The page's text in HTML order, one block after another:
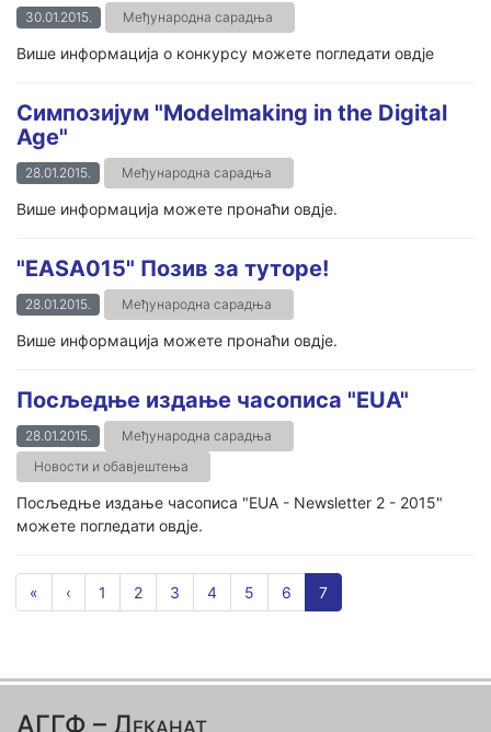
30.01.2015. Међународна сарадња
Више информација о конкурсу можете погледати овдје
Симпозијум "Modelmaking in the Digital
Age"
28.01.2015. Међународна сарадња
Више информација можете пронаћи овдје.
"EASA015" Позив за туторе!
28.01.2015. Међународна сарадња
Више информација можете пронаћи овдје.
Посљедње издање часописа "EUA"
28.01.2015.
Међународна сарадња
Новости и обавјештења
Посљедње издање часописа "EUA - Newsletter 2 - 2015"
можете погледати овдје.
« ‹ 1 2 3 4 5 6 7
АГГФ – Деканат